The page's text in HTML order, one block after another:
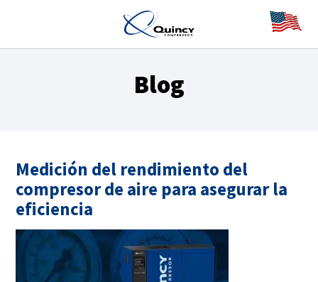
Blog
Medición del rendimiento del
compresor de aire para asegurar la
eficiencia